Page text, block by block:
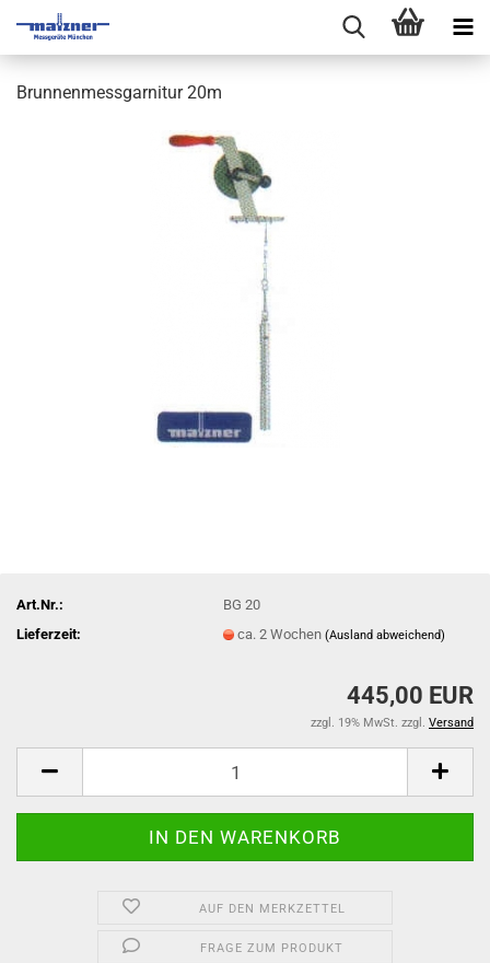
Brunnenmessgarnitur 20m
Art.Nr.:
BG 20
Lieferzeit:
ca. 2 Wochen(Ausland abweichend)
445,00 EUR
zzgl. 19% MwSt. zzgl. Versand
AUF DEN MERKZETTEL
FRAGE ZUM PRODUKT